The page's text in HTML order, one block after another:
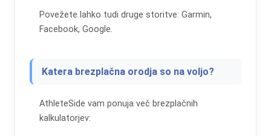
Povežete lahko tudi druge storitve: Garmin,
Facebook, Google.
Katera brezplačna orodja so na voljo?
AthleteSide vam ponuja več brezplačnih
kalkulatorjev: